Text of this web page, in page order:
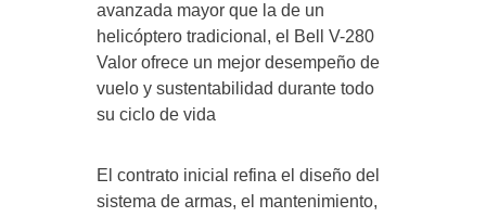
avanzada mayor que la de un
helicóptero tradicional, el Bell V-280
Valor ofrece un mejor desempeño de
vuelo y sustentabilidad durante todo
su ciclo de vida
El contrato inicial refina el diseño del
sistema de armas, el mantenimiento,